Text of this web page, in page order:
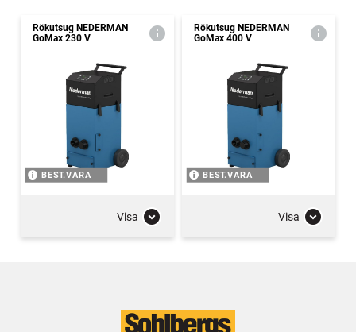
Rökutsug NEDERMAN
GoMax 230 V
BEST.VARA
Visa
Rökutsug NEDERMAN
GoMax 400 V
BEST.VARA
Visa